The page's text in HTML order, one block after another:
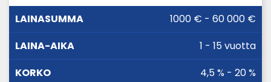
LAINASUMMA KORKO1000 € - 60 000 €
1 - 15 vuotta
4,5 % - 20 %